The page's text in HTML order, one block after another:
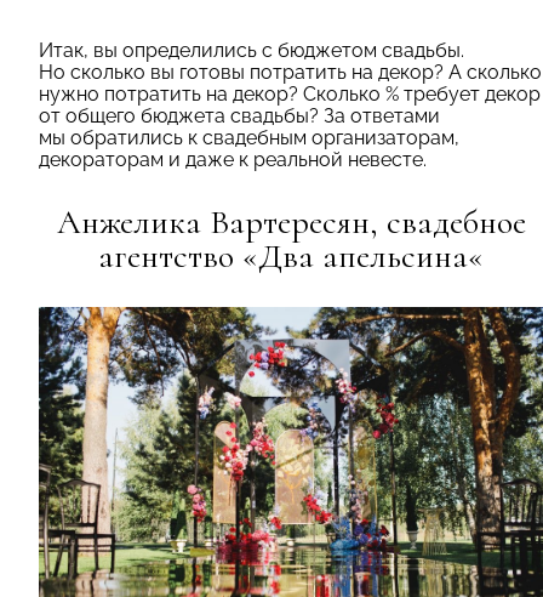
Итак, вы определились с бюджетом свадьбы.
Но сколько вы готовы потратить на декор? А сколько
нужно потратить на декор? Сколько % требует декор
от общего бюджета свадьбы? За ответами
мы обратились к свадебным организаторам,
декораторам и даже к реальной невесте.
Анжелика Вартересян, свадебное
агентство «Два апельсина«